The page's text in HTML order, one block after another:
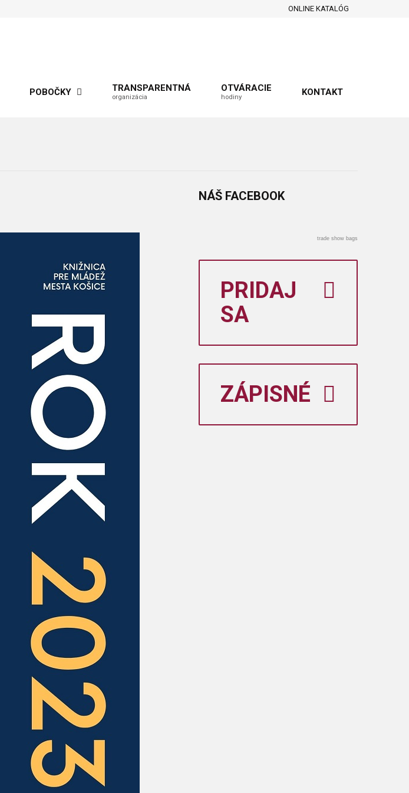
ONLINE KATALÓG
POBOČKY TRANSPARENTNÁ
organizácia
OTVÁRACIE
hodiny KONTAKT
NÁŠ FACEBOOK
trade show bags
PRIDAJ
SA
ZÁPISNÉ